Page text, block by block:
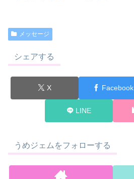
メッセージ
シェアする
X Facebook
LINE
うめジェムをフォローする